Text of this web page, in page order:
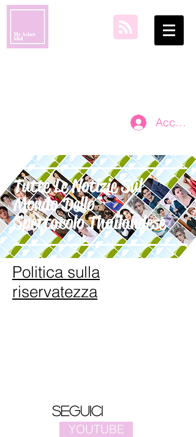
il mio idolo
Accedi
Tutte Le Notizie Sul
Mondo Dello
Spettacolo Thailandese
Politica sulla
riservatezza
Seguici
YOUTUBE